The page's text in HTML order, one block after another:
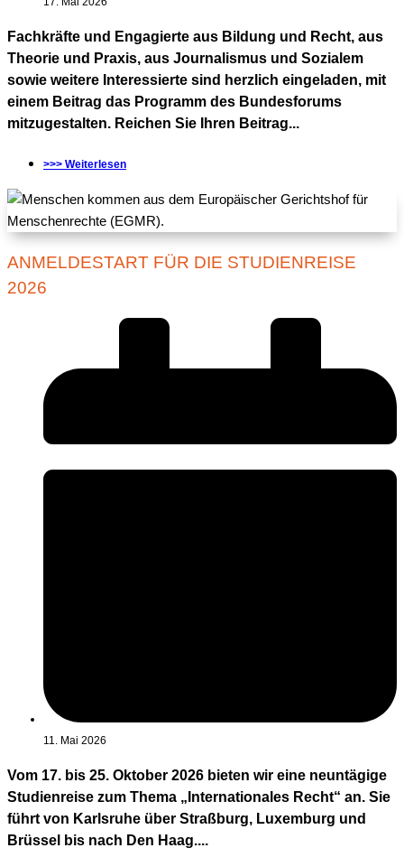
Fachkräfte und Engagierte aus Bildung und Recht, aus
Theorie und Praxis, aus Journalismus und Sozialem
sowie weitere Interessierte sind herzlich eingeladen, mit
einem Beitrag das Programm des Bundesforums
mitzugestalten. Reichen Sie Ihren Beitrag...
>>> Weiterlesen
ANMELDESTART FÜR DIE STUDIENREISE
2026
11. Mai 2026
Vom 17. bis 25. Oktober 2026 bieten wir eine neuntägige
Studienreise zum Thema „Internationales Recht“ an. Sie
führt von Karlsruhe über Straßburg, Luxemburg und
Brüssel bis nach Den Haag....